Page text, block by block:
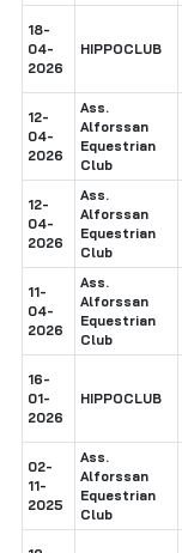
18-
04-
2026
HIPPOCLUB
12-
04-
2026
Ass.
Alforssan
Equestrian
Club
12-
04-
2026
Ass.
Alforssan
Equestrian
Club
11-
04-
2026
Ass.
Alforssan
Equestrian
Club
16-
01-
2026
HIPPOCLUB
02-
11-
2025
Ass.
Alforssan
Equestrian
Club